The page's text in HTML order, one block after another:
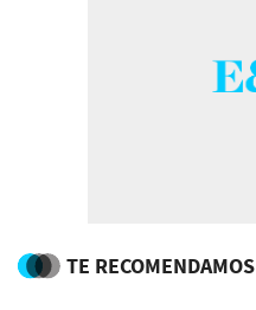
TE RECOMENDAMOS